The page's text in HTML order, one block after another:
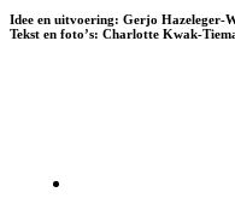
Idee en uitvoering: Gerjo Hazeleger-
Tekst en foto’s: Charlotte Kwak-